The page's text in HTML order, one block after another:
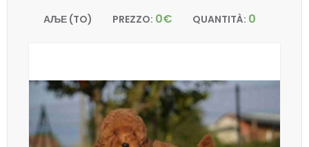
АЉЕ (TO) PREZZO: 0€ QUANTITÀ: 0